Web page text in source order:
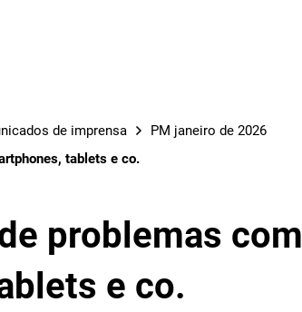
de imprensa
PM janeiro de 2026
tablets e co.
problemas com
e co.